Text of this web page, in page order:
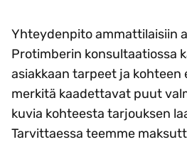
Yhteydenpito ammattilaisiin
Protimberin konsultaatiossa
asiakkaan tarpeet ja
merkitä kaadettavat puut
kuvia kohteesta tarjouksen
Tarvittaessa teemme